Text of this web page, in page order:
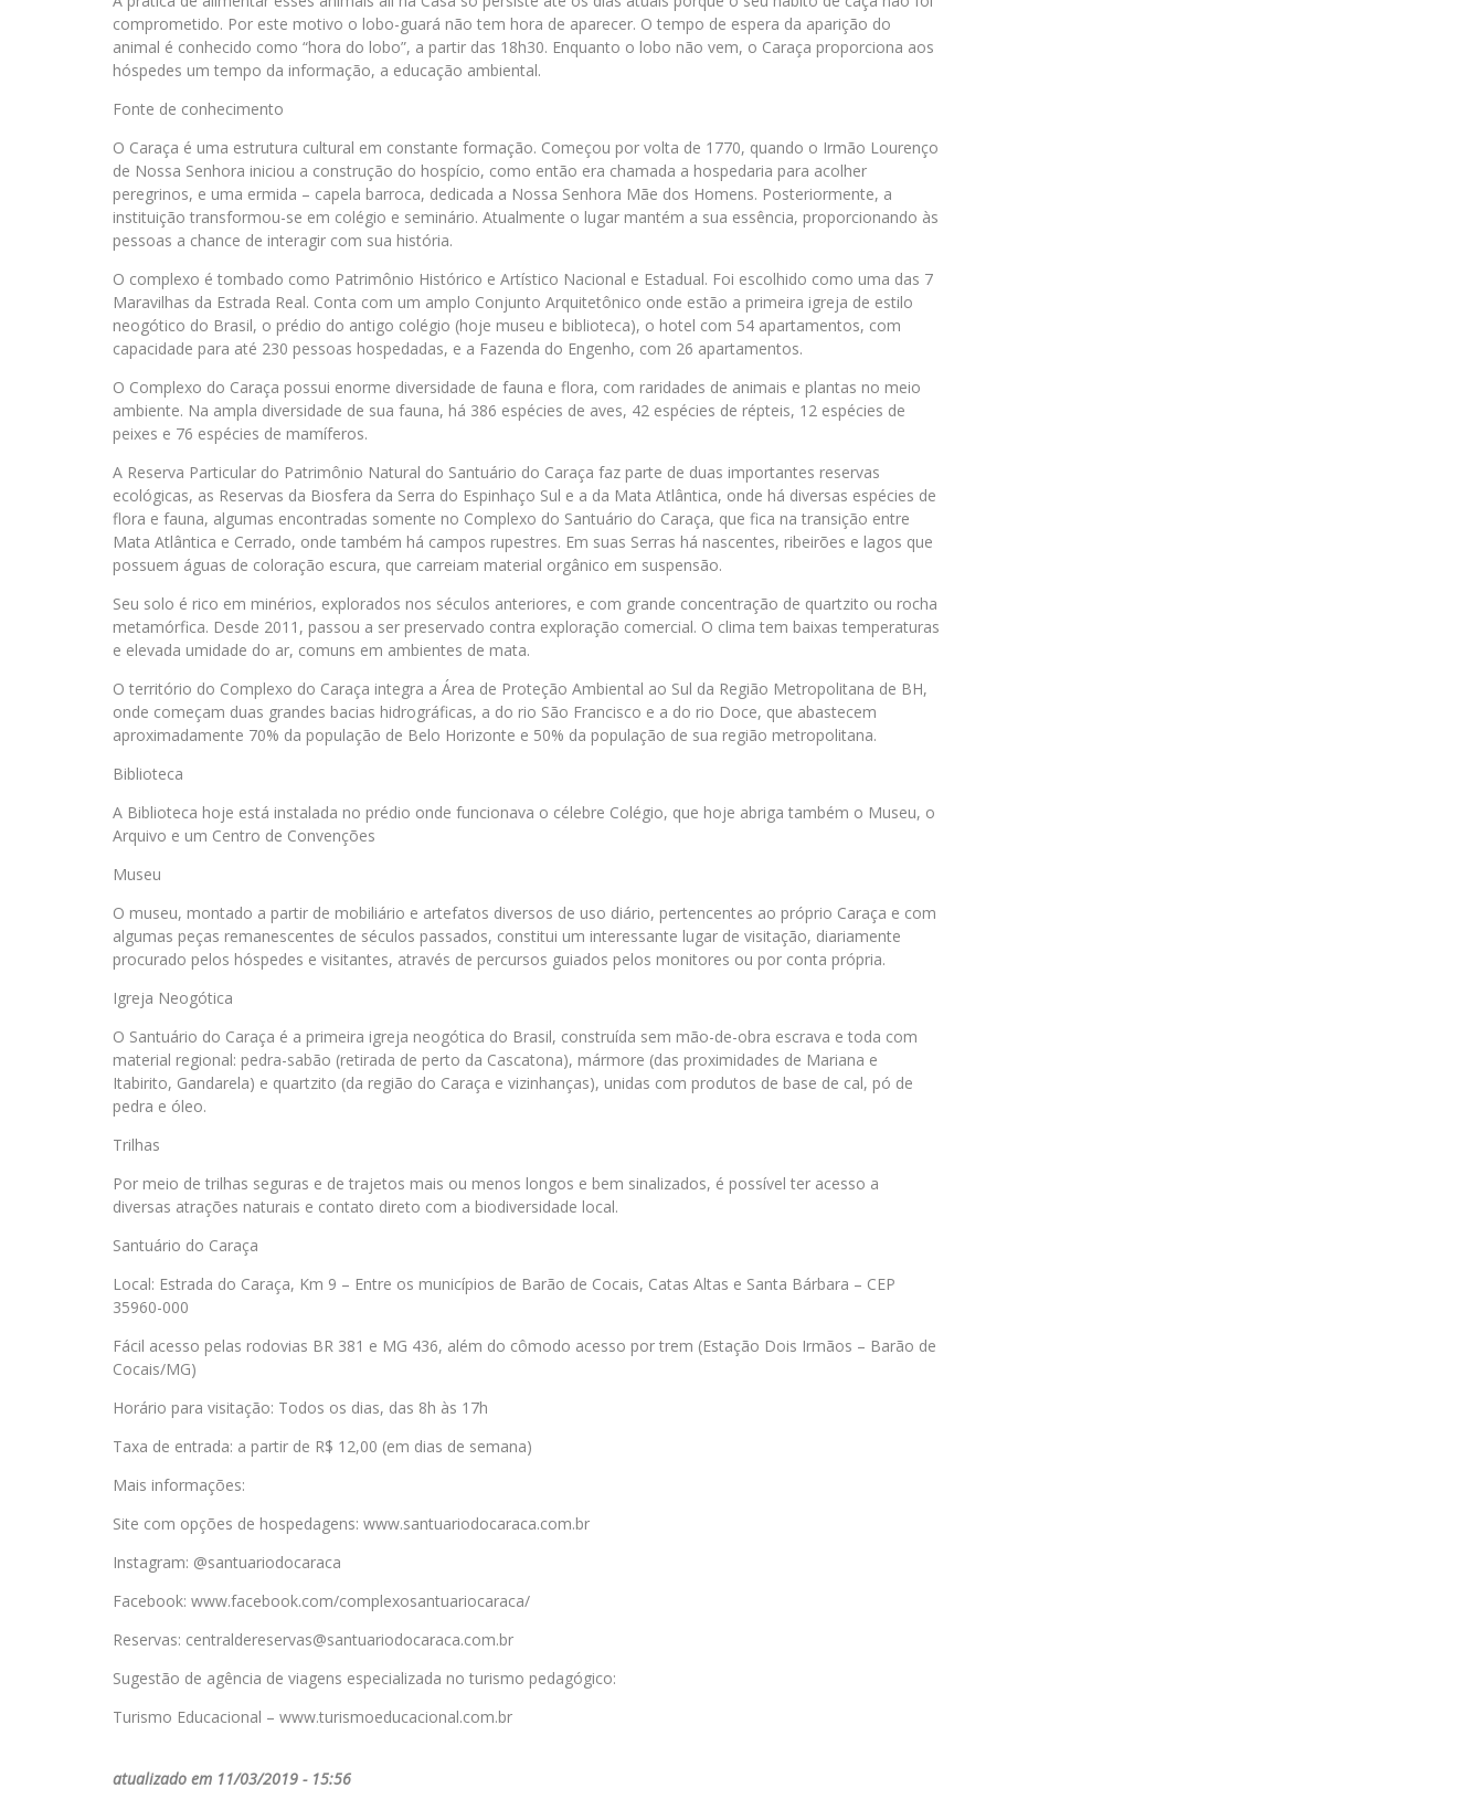
comprometido. Por este motivo o lobo-guará não tem hora de aparecer. O tempo de espera da aparição do
animal é conhecido como “hora do lobo”, a partir das 18h30. Enquanto o lobo não vem, o Caraça proporciona aos
hóspedes um tempo da informação, a educação ambiental.
Fonte de conhecimento
O Caraça é uma estrutura cultural em constante formação. Começou por volta de 1770, quando o Irmão Lourenço
de Nossa Senhora iniciou a construção do hospício, como então era chamada a hospedaria para acolher
peregrinos, e uma ermida – capela barroca, dedicada a Nossa Senhora Mãe dos Homens. Posteriormente, a
instituição transformou-se em colégio e seminário. Atualmente o lugar mantém a sua essência, proporcionando às
pessoas a chance de interagir com sua história.
O complexo é tombado como Patrimônio Histórico e Artístico Nacional e Estadual. Foi escolhido como uma das 7
Maravilhas da Estrada Real. Conta com um amplo Conjunto Arquitetônico onde estão a primeira igreja de estilo
neogótico do Brasil, o prédio do antigo colégio (hoje museu e biblioteca), o hotel com 54 apartamentos, com
capacidade para até 230 pessoas hospedadas, e a Fazenda do Engenho, com 26 apartamentos.
O Complexo do Caraça possui enorme diversidade de fauna e flora, com raridades de animais e plantas no meio
ambiente. Na ampla diversidade de sua fauna, há 386 espécies de aves, 42 espécies de répteis, 12 espécies de
peixes e 76 espécies de mamíferos.
A Reserva Particular do Patrimônio Natural do Santuário do Caraça faz parte de duas importantes reservas
ecológicas, as Reservas da Biosfera da Serra do Espinhaço Sul e a da Mata Atlântica, onde há diversas espécies de
flora e fauna, algumas encontradas somente no Complexo do Santuário do Caraça, que fica na transição entre
Mata Atlântica e Cerrado, onde também há campos rupestres. Em suas Serras há nascentes, ribeirões e lagos que
possuem águas de coloração escura, que carreiam material orgânico em suspensão.
Seu solo é rico em minérios, explorados nos séculos anteriores, e com grande concentração de quartzito ou rocha
metamórfica. Desde 2011, passou a ser preservado contra exploração comercial. O clima tem baixas temperaturas
e elevada umidade do ar, comuns em ambientes de mata.
O território do Complexo do Caraça integra a Área de Proteção Ambiental ao Sul da Região Metropolitana de BH,
onde começam duas grandes bacias hidrográficas, a do rio São Francisco e a do rio Doce, que abastecem
aproximadamente 70% da população de Belo Horizonte e 50% da população de sua região metropolitana.
Biblioteca
A Biblioteca hoje está instalada no prédio onde funcionava o célebre Colégio, que hoje abriga também o Museu, o
Arquivo e um Centro de Convenções
Museu
O museu, montado a partir de mobiliário e artefatos diversos de uso diário, pertencentes ao próprio Caraça e com
algumas peças remanescentes de séculos passados, constitui um interessante lugar de visitação, diariamente
procurado pelos hóspedes e visitantes, através de percursos guiados pelos monitores ou por conta própria.
Igreja Neogótica
O Santuário do Caraça é a primeira igreja neogótica do Brasil, construída sem mão-de-obra escrava e toda com
material regional: pedra-sabão (retirada de perto da Cascatona), mármore (das proximidades de Mariana e
Itabirito, Gandarela) e quartzito (da região do Caraça e vizinhanças), unidas com produtos de base de cal, pó de
pedra e óleo.
Trilhas
Por meio de trilhas seguras e de trajetos mais ou menos longos e bem sinalizados, é possível ter acesso a
diversas atrações naturais e contato direto com a biodiversidade local.
Santuário do Caraça
Local: Estrada do Caraça, Km 9 – Entre os municípios de Barão de Cocais, Catas Altas e Santa Bárbara – CEP
35960-000
Fácil acesso pelas rodovias BR 381 e MG 436, além do cômodo acesso por trem (Estação Dois Irmãos – Barão de
Cocais/MG)
Horário para visitação: Todos os dias, das 8h às 17h
Taxa de entrada: a partir de R$ 12,00 (em dias de semana)
Mais informações:
Site com opções de hospedagens: www.santuariodocaraca.com.br
Instagram: @santuariodocaraca
Facebook: www.facebook.com/complexosantuariocaraca/
Reservas: centraldereservas@santuariodocaraca.com.br
Sugestão de agência de viagens especializada no turismo pedagógico:
Turismo Educacional – www.turismoeducacional.com.br
atualizado em 11/03/2019 - 15:56